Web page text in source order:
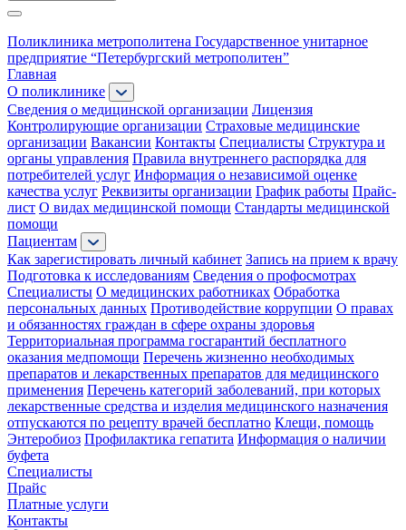
Поликлиника метрополитена Государственное унитарное
предприятие “Петербургский метрополитен”
Главная
О поликлинике
Сведения о медицинской организации Лицензия
Контролирующие организации Страховые медицинские
организации Вакансии Контакты Специалисты Структура и
органы управления Правила внутреннего распорядка для
потребителей услуг Информация о независимой оценке
качества услуг Реквизиты организации График работы Прайс-
лист О видах медицинской помощи Стандарты медицинской
помощи
Пациентам
Как зарегистировать личный кабинет Запись на прием к врачу
Подготовка к исследованиям Сведения о профосмотрах
Специалисты О медицинских работниках Обработка
персональных данных Противодействие коррупции О правах
и обязанностях граждан в сфере охраны здоровья
Территориальная программа госгарантий бесплатного
оказания медпомощи Перечень жизненно необходимых
препаратов и лекарственных препаратов для медицинского
применения Перечень категорий заболеваний, при которых
лекарственные средства и изделия медицинского назначения
отпускаются по рецепту врачей бесплатно Клещи, помощь
Энтеробиоз Профилактика гепатита Информация о наличии
буфета
Специалисты
Прайс
Платные услуги
Контакты